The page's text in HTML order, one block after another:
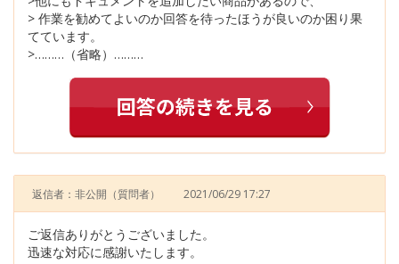
> 作業を勧めてよいのか回答を待ったほうが良いのか困り果
てています。
>………（省略）………
返信者：非公開 （質問者） 2021/06/29 17:27
ご返信ありがとうございました。
迅速な対応に感謝いたします。